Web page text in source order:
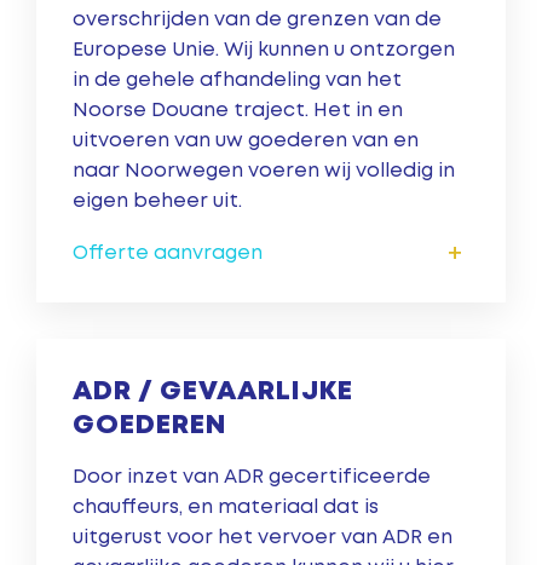
overschrijden van de grenzen van de
Europese Unie. Wij kunnen u ontzorgen
in de gehele afhandeling van het
Noorse Douane traject. Het in en
uitvoeren van uw goederen van en
naar Noorwegen voeren wij volledig in
eigen beheer uit.
Offerte aanvragen +
ADR / GEVAARLIJKE
GOEDEREN
Door inzet van ADR gecertificeerde
chauffeurs, en materiaal dat is
uitgerust voor het vervoer van ADR en